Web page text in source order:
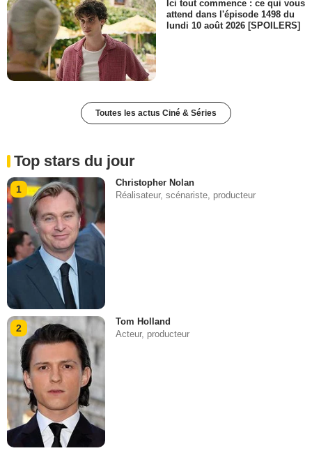
Ici tout commence : ce qui vous
attend dans l'épisode 1498 du
lundi 10 août 2026 [SPOILERS]
Toutes les actus Ciné & Séries
Top stars du jour
1
Christopher Nolan
Réalisateur, scénariste, producteur
2
Tom Holland
Acteur, producteur